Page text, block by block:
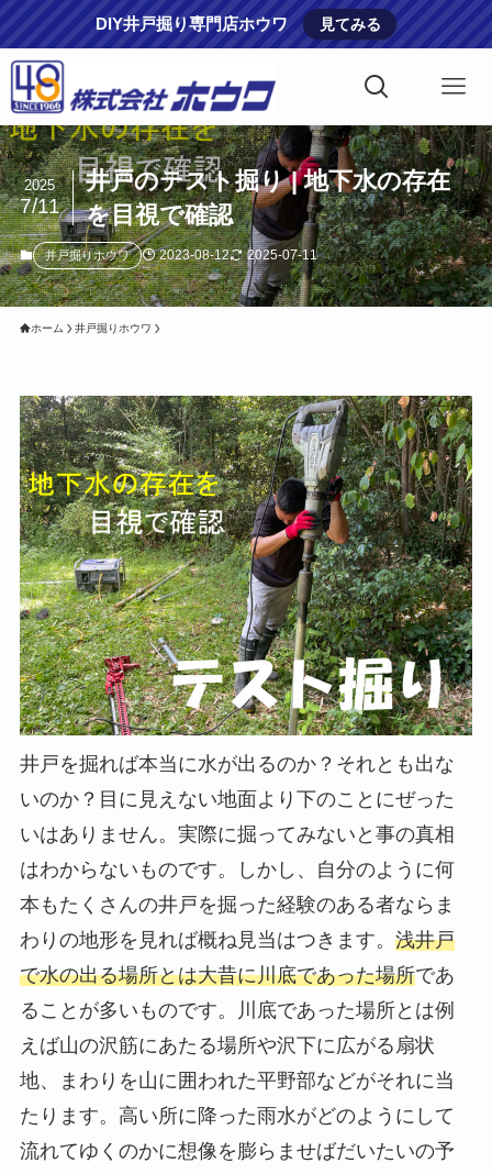
DIY井戸掘り専門店ホウワ 見てみる
井戸のテスト掘り | 地下水の存在
を目視で確認
2025
7/11
井戸掘りホウワ 2023-08-12 2025-07-11
ホーム 井戸掘りホウワ
井戸を掘れば本当に水が出るのか？それとも出な
いのか？目に見えない地面より下のことにぜった
いはありません。実際に掘ってみないと事の真相
はわからないものです。しかし、自分のように何
本もたくさんの井戸を掘った経験のある者ならま
わりの地形を見れば概ね見当はつきます。 浅井戸
で水の出る場所とは大昔に川底であった場所であ
ることが多いものです。川底であった場所とは例
えば山の沢筋にあたる場所や沢下に広がる扇状
地、まわりを山に囲われた平野部などがそれに当
たります。高い所に降った雨水がどのようにして
流れてゆくのかに想像を膨らませばだいたいの予